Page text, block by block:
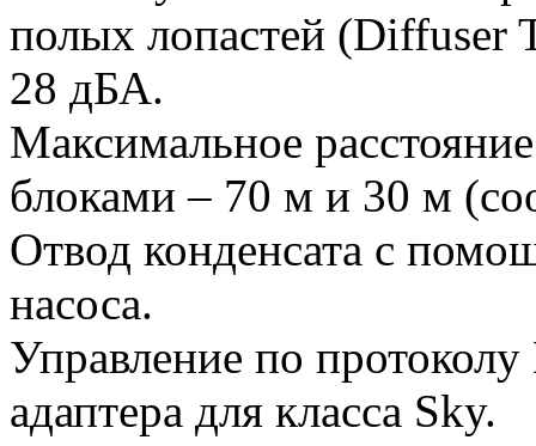
полых лопастей (Diffuser
28 дБА.
Максимальное
блоками – 70 м и 30 м
Отвод конденсата с
насоса.
Управление по
адаптера для класса Sky.